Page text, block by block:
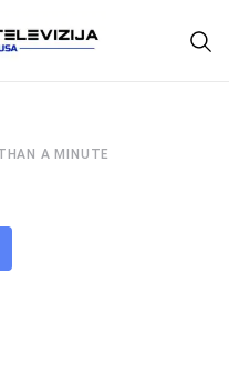
A MINUTE